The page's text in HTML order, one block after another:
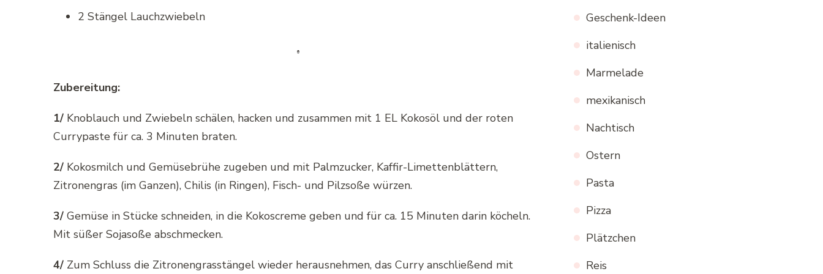
2 Stängel Lauchzwiebeln
Zubereitung:
1/ Knoblauch und Zwiebeln schälen, hacken und zusammen mit 1 EL Kokosöl und der roten
Currypaste für ca. 3 Minuten braten.
2/ Kokosmilch und Gemüsebrühe zugeben und mit Palmzucker, Kaffir-Limettenblättern,
Zitronengras (im Ganzen), Chilis (in Ringen), Fisch- und Pilzsoße würzen.
3/ Gemüse in Stücke schneiden, in die Kokoscreme geben und für ca. 15 Minuten darin köcheln.
Mit süßer Sojasoße abschmecken.
4/ Zum Schluss die Zitronengrasstängel wieder herausnehmen, das Curry anschließend mit
Geschenk-Ideen
italienisch
Marmelade
mexikanisch
Nachtisch
Ostern
Pasta
Pizza
Plätzchen
Reis